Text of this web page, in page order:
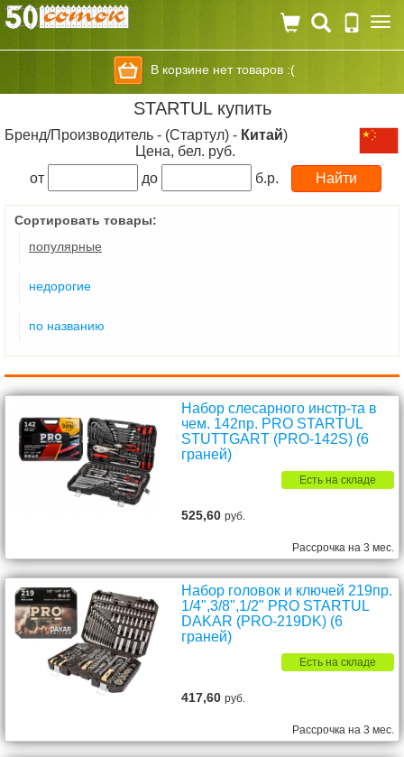
В корзине нет товаров :(
STARTUL купить
Бренд/Производитель - (Стартул) - Китай)
Цена, бел. руб.
от
до б.р.
Сортировать товары:
популярные
недорогие
по названию
Набор слесарного инстр-та в
чем. 142пр. PRO STARTUL
STUTTGART (PRO-142S) (6
граней)
Есть на складе
525,60руб.
Рассрочка на 3 мес.
Набор головок и ключей 219пр.
1/4",3/8",1/2" PRO STARTUL
DAKAR (PRO-219DK) (6
граней)
Есть на складе
417,60руб.
Рассрочка на 3 мес.